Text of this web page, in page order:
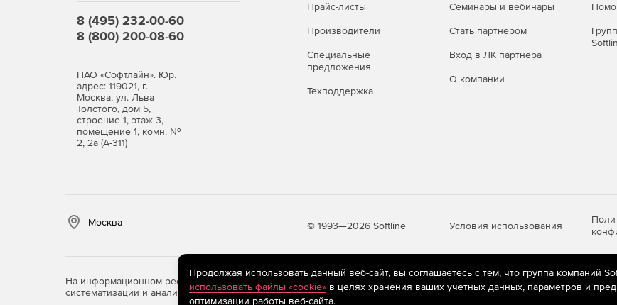
Платформа CraftTalk, Box Starter XL (SaaS)
Количество операторов: 20. Количество диалогов AI, включенных в абонентскую плату, шт/мес – 10000.
Тарифы ON-PREMISE:
Возможные модули:
Пусконаладочные работы.
Доработки платформы под требования Заказчика.
8 (495) 232-00-60
8 (800) 200-08-60
ПАО «Софтлайн». Юр.
адрес: 119021, г.
Москва, ул. Льва
Толстого, дом 5,
строение 1, этаж 3,
помещение 1, комн. №
2, 2а (А-311)
Прайс-листы
Производители
Специальные
предложения
Техподдержка
Семинары и вебинары
Стать партнером
Вход в ЛК партнера
О компании
Москва © 1993—2026 Softline Условия использования
На информационном ресурсе store.softline.ru применяются рекомендательные технологии
(информационные
систематизации и анализа сведений, относящихся к предпочтениям пользователей сети «Интернет», находящихся
Продолжая использовать данный веб-сайт, вы соглашаетесь с тем, что группа компаний
использовать файлы «cookie»в целях хранения ваших учетных данных, параметров и
оптимизации работы веб-сайта.